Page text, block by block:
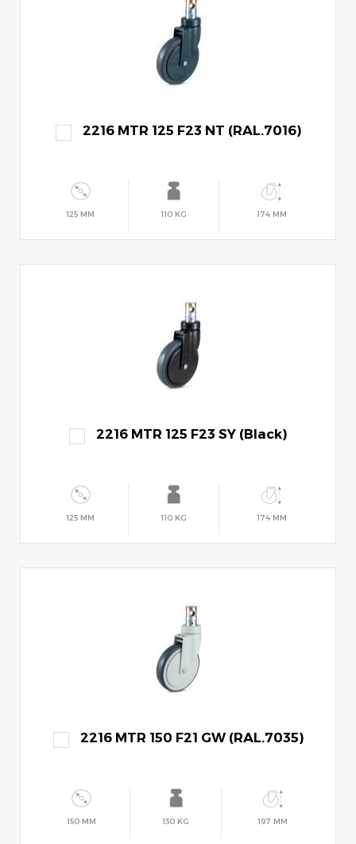
2216 MTR 125 F23 NT (RAL.7016)
125 MM 110 KG 174 MM
2216 MTR 125 F23 SY (Black)
125 MM 110 KG 174 MM
2216 MTR 150 F21 GW (RAL.7035)
150 MM 130 KG 197 MM